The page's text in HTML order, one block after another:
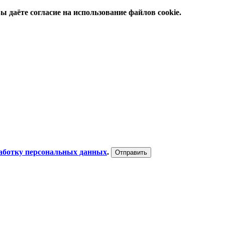
согласие на использование файлов cookie.
персональных данных.